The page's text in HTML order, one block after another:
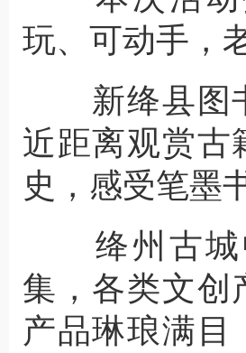
玩、可动手，
新绛县图书
近距离观赏古
史，感受笔墨
绛州古城
集，各类文创
产品琳琅满目